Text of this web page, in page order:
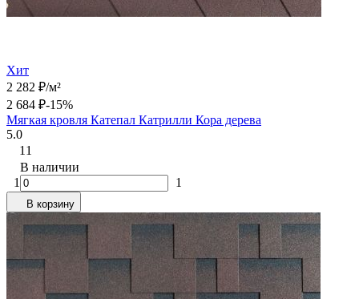
Хит
2 282 ₽/м²
2 684 ₽-15%
Мягкая кровля Катепал Катрилли Кора дерева
5.0
11
В наличии
1
1
В корзину